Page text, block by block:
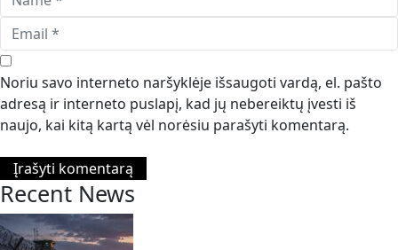
Noriu savo interneto naršyklėje išsaugoti vardą, el. pašto
adresą ir interneto puslapį, kad jų nebereiktų įvesti iš
naujo, kai kitą kartą vėl norėsiu parašyti komentarą.
Recent News